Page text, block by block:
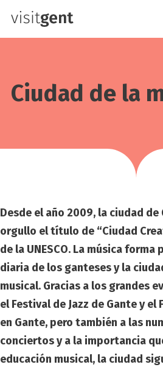
Pasar
Ciu­dad de la
Desde el año 2009, la ciudad de
orgullo el título de “Ciudad
de la UNESCO. La música
diaria de los ganteses y la
musical. Gracias a los grandes
el Festival de Jazz de Gante y el
en Gante, pero también a las
conciertos y a la importancia
educación musical, la ciudad